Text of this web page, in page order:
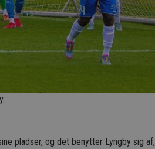
pladser, og det benytter Lyngby sig